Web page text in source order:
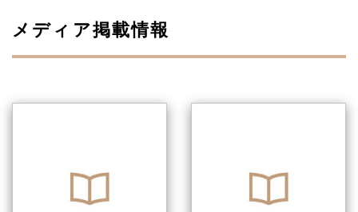
メディア掲載情報